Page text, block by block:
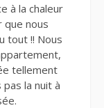
à la chaleur
nous
tout !! Nous
tellement
la nuit à